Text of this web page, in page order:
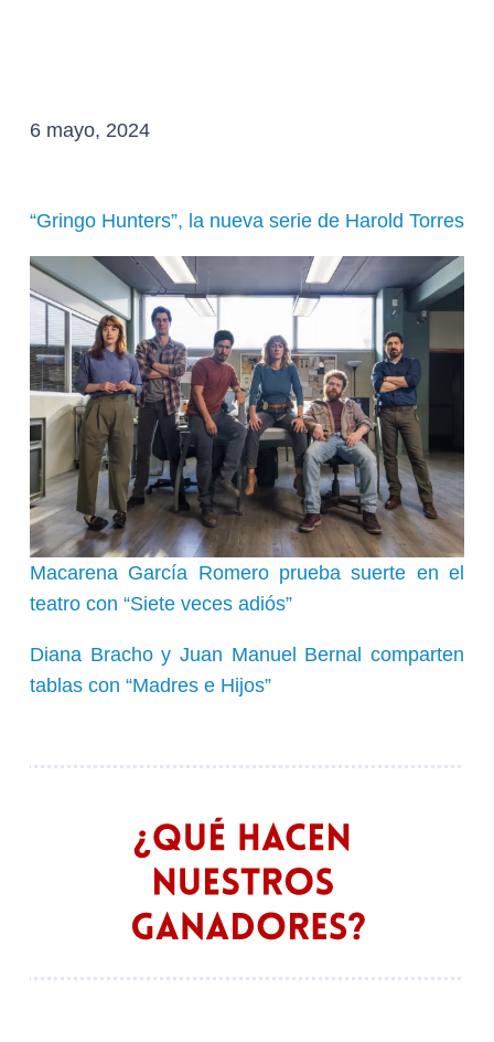
6 mayo, 2024
“Gringo Hunters”, la nueva serie de Harold Torres
Macarena García Romero prueba suerte en el
teatro con “Siete veces adiós”
Diana Bracho y Juan Manuel Bernal comparten
tablas con “Madres e Hijos”